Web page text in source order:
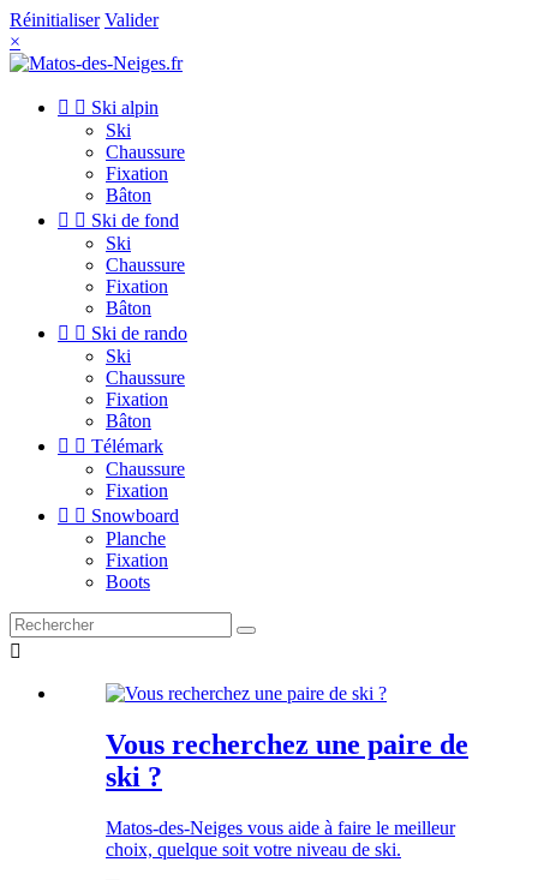
Réinitialiser Valider
×
  Ski alpin
Ski
Chaussure
Fixation
Bâton
  Ski de fond
Ski
Chaussure
Fixation
Bâton
  Ski de rando
Ski
Chaussure
Fixation
Bâton
  Télémark
Chaussure
Fixation
  Snowboard
Planche
Fixation
Boots

Vous recherchez une paire de
ski ?
Matos-des-Neiges vous aide à faire le meilleur
choix, quelque soit votre niveau de ski.